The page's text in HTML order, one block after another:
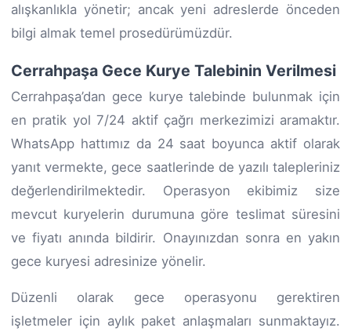
alışkanlıkla yönetir; ancak yeni adreslerde önceden
bilgi almak temel prosedürümüzdür.
Cerrahpaşa Gece Kurye Talebinin Verilmesi
Cerrahpaşa’dan gece kurye talebinde bulunmak için
en pratik yol 7/24 aktif çağrı merkezimizi aramaktır.
WhatsApp hattımız da 24 saat boyunca aktif olarak
yanıt vermekte, gece saatlerinde de yazılı talepleriniz
değerlendirilmektedir. Operasyon ekibimiz size
mevcut kuryelerin durumuna göre teslimat süresini
ve fiyatı anında bildirir. Onayınızdan sonra en yakın
gece kuryesi adresinize yönelir.
Düzenli olarak gece operasyonu gerektiren
işletmeler için aylık paket anlaşmaları sunmaktayız.